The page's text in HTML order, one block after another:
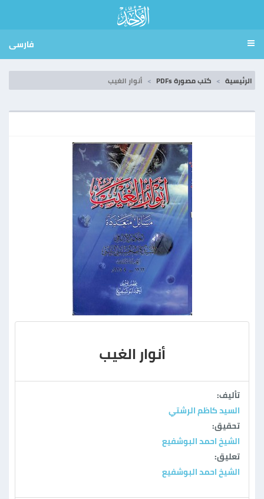
فارسی
الرئيسية كتب مصورة PDFs أنوار الغيب
أنوار الغيب
تأليف:
السيد كاظم الرشتي
تحقيق:
الشيخ احمد البوشفيع
تعليق:
الشيخ احمد البوشفيع